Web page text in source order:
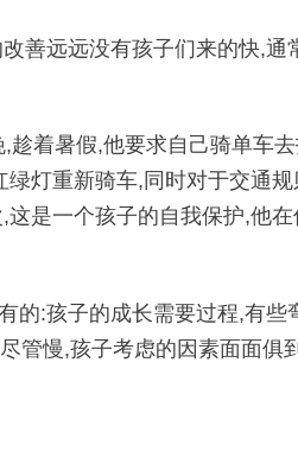
善远远没有孩子们来的快,
着暑假,他要求自己骑单车
灯重新骑车,同时对于交通
是一个孩子的自我保护,他
的:孩子的成长需要过程,有
慢,孩子考虑的因素面面俱